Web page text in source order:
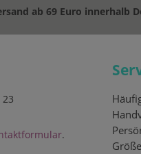
ab 69 Euro innerhalb
23
.